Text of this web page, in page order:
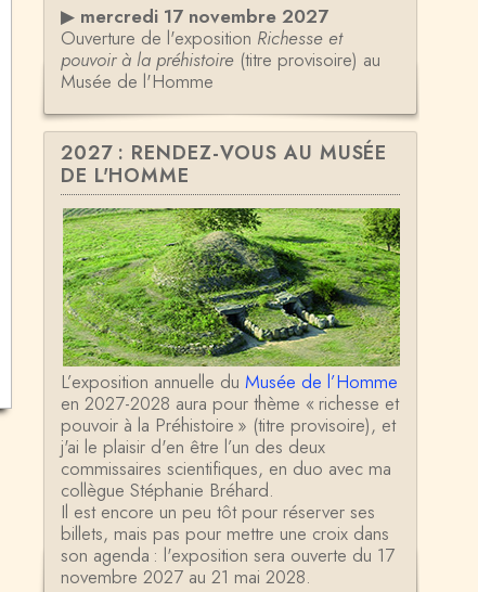
▶ mercredi 17 novembre 2027
Ouverture de l'exposition Richesse et
pouvoir à la préhistoire(titre provisoire) au
Musée de l'Homme
2027 : RENDEZ-VOUS AU MUSÉE
DE L'HOMME
L’exposition annuelle du Musée de l’Homme
en 2027-2028 aura pour thème « richesse et
pouvoir à la Préhistoire » (titre provisoire), et
j'ai le plaisir d'en être l’un des deux
commissaires scientifiques, en duo avec ma
collègue Stéphanie Bréhard.
Il est encore un peu tôt pour réserver ses
billets, mais pas pour mettre une croix dans
son agenda : l'exposition sera ouverte du 17
novembre 2027 au 21 mai 2028.